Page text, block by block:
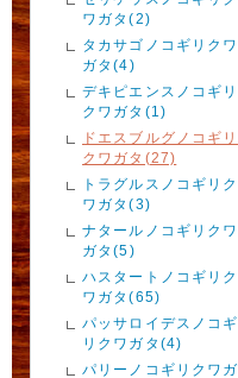
ワガタ(2)
タカサゴノコギリクワ
ガタ(4)
デキピエンスノコギリ
クワガタ(1)
ドエスブルグノコギリ
クワガタ(27)
トラグルスノコギリク
ワガタ(3)
ナタールノコギリクワ
ガタ(5)
ハスタートノコギリク
ワガタ(65)
パッサロイデスノコギ
リクワガタ(4)
パリーノコギリクワガ